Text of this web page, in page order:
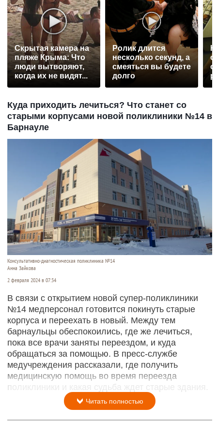
Скрытая камера на
пляже Крыма: Что
люди вытворяют,
когда их не видят...
Ролик длится
несколько секунд, а
смеяться вы будете
долго
Куда приходить лечиться? Что станет со
старыми корпусами новой поликлиники №14 в
Барнауле
Консультативно-диагностическая поликлиника №14
Анна Зайкова
2 февраля 2024 в 07:34
В связи с открытием новой супер-поликлиники
№14 медперсонал готовится покинуть старые
корпуса и переехать в новый. Между тем
барнаульцы обеспокоились, где же лечиться,
пока все врачи заняты переездом, и куда
обращаться за помощью. В пресс-службе
медучреждения рассказали, где получить
медицинскую помощь во время переезда
поликлиники и какая судьба ждет старые здания.
Читать полностью